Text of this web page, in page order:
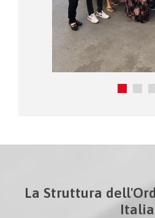
La Struttura
Italia